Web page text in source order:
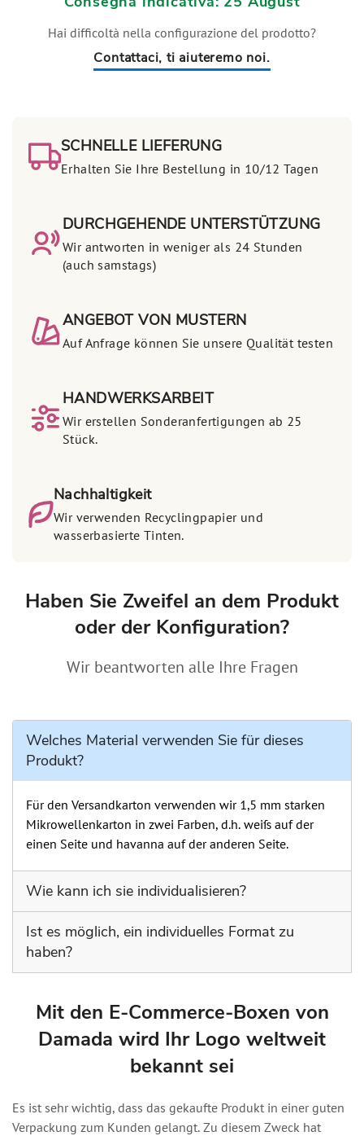
Hai difficoltà nella configurazione del prodotto?
Contattaci, ti aiuteremo noi.
SCHNELLE LIEFERUNG
Erhalten Sie Ihre Bestellung in 10/12 Tagen
DURCHGEHENDE UNTERSTÜTZUNG
Wir antworten in weniger als 24 Stunden
(auch samstags)
ANGEBOT VON MUSTERN
Auf Anfrage können Sie unsere Qualität testen
HANDWERKSARBEIT
Wir erstellen Sonderanfertigungen ab 25
Stück.
Nachhaltigkeit
Wir verwenden Recyclingpapier und
wasserbasierte Tinten.
Haben Sie Zweifel an dem Produkt
oder der Konfiguration?
Wir beantworten alle Ihre Fragen
Welches Material verwenden Sie für dieses
Produkt?
Für den Versandkarton verwenden wir 1,5 mm starken
Mikrowellenkarton in zwei Farben, d.h. weiß auf der
einen Seite und havanna auf der anderen Seite.
Wie kann ich sie individualisieren?
einer oder auf zwei Seiten.
Ist es möglich, ein individuelles Format zu
haben?
gewünschten Format. Beachten Sie jedoch, dass die
Mindestmenge hierfür 100 Stück beträgt.
Mit den E-Commerce-Boxen von
Damada wird Ihr Logo weltweit
bekannt sei
Es ist sehr wichtig, dass das gekaufte Produkt in einer guten
Verpackung zum Kunden gelangt. Zu diesem Zweck hat